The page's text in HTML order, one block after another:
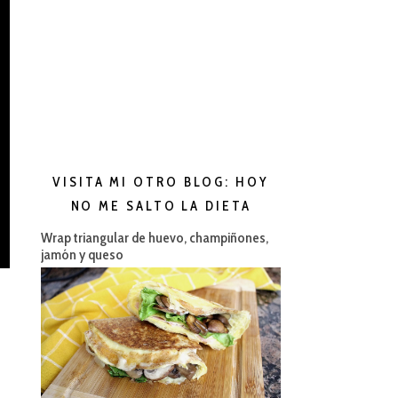
VISITA MI OTRO BLOG: HOY
NO ME SALTO LA DIETA
Wrap triangular de huevo, champiñones,
jamón y queso